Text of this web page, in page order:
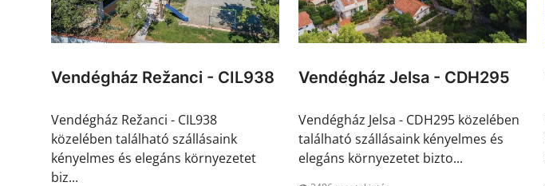
Vendégház Režanci - CIL938
Vendégház Režanci - CIL938
közelében található szállásaink
kényelmes és elegáns környezetet
biz...
Vendégház Jelsa - CDH295
Vendégház Jelsa - CDH295 közelében
található szállásaink kényelmes és
elegáns környezetet bizto...